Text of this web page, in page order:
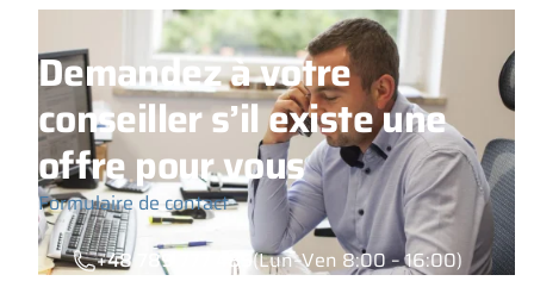
Demandez à votre
conseiller s’il existe une
offre pour vous
Formulaire de contact
+48 789 777 485 (Lun–Ven 8:00 – 16:00)